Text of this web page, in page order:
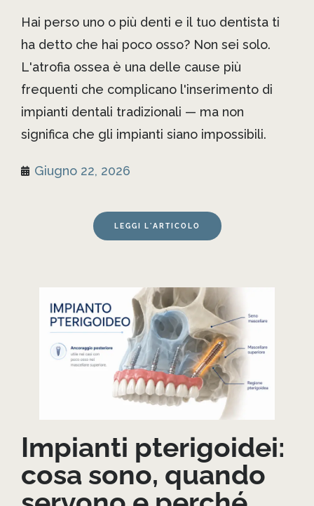
Hai perso uno o più denti e il tuo dentista ti
ha detto che hai poco osso? Non sei solo.
L'atrofia ossea è una delle cause più
frequenti che complicano l'inserimento di
impianti dentali tradizionali — ma non
significa che gli impianti siano impossibili.
Giugno 22, 2026
LEGGI L'ARTICOLO
Impianti pterigoidei:
cosa sono, quando